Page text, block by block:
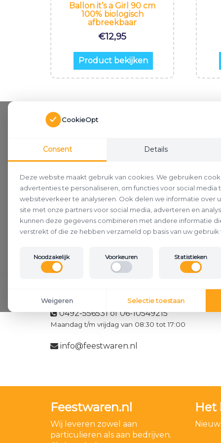
Ballon it’s a Girl 90 cm
100% biologisch
afbreekbaar
€12,95
Product bekijken
0492-556531 of 06-10549215
Maandag t/m vrijdag van 08:30 tot 17:00
info@feestwaren.nl
Feestwaren.nl
Wij leveren zowel aan
particulieren als aan bedrijven.
Het
CookieOpt
Consent Details
Deze website maakt gebruik van cookies. We gebruiken
advertenties te personaliseren, om functies voor social media
websiteverkeer te analyseren. Ook delen we informatie over
site met onze partners voor social media, adverteren en
kunnen deze gegevens combineren met andere informatie
verstrekt of die ze hebben verzameld op basis van uw gebruik
Noodzakelijk Voorkeuren Statistieken
Weigeren Selectie toestaan